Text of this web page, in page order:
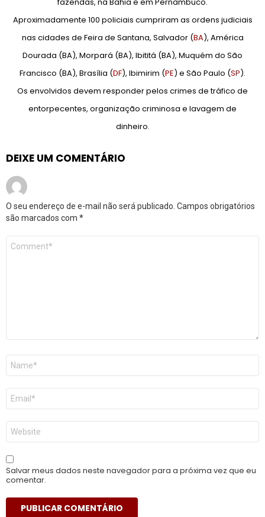
fazendas, na Bahia e em Pernambuco.
Aproximadamente 100 policiais cumpriram as ordens judiciais
nas cidades de Feira de Santana, Salvador (BA), América
Dourada (BA), Morpará (BA), Ibititá (BA), Muquém do São
Francisco (BA), Brasília (DF), Ibimirim (PE) e São Paulo (SP).
Os envolvidos devem responder pelos crimes de tráfico de
entorpecentes, organização criminosa e lavagem de
dinheiro.
DEIXE UM COMENTÁRIO
O seu endereço de e-mail não será publicado. Campos obrigatórios
são marcados com *
Comentário
Nome
E-
mail
*
Site
Salvar meus dados neste navegador para a próxima vez que eu
comentar.